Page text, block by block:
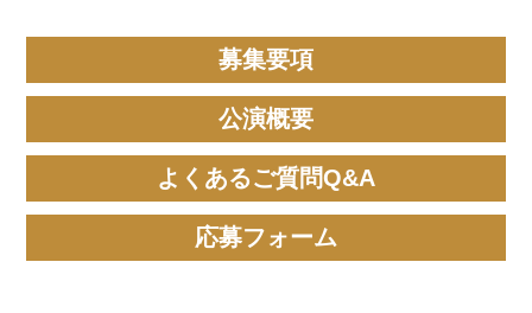
募集要項
公演概要
よくあるご質問Q&A
応募フォーム